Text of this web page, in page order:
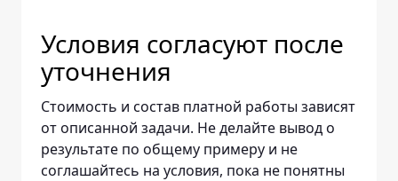
Условия согласуют после
уточнения
Стоимость и состав платной работы зависят
от описанной задачи. Не делайте вывод о
результате по общему примеру и не
соглашайтесь на условия, пока не понятны